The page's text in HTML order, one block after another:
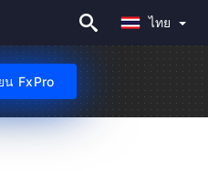
ไทย
น FxPro